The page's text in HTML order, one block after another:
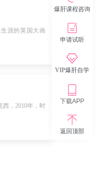
涯的英国大画
，2010年，时
爆肝课程咨询
申请试听
VIP爆肝自学
下载APP
返回顶部